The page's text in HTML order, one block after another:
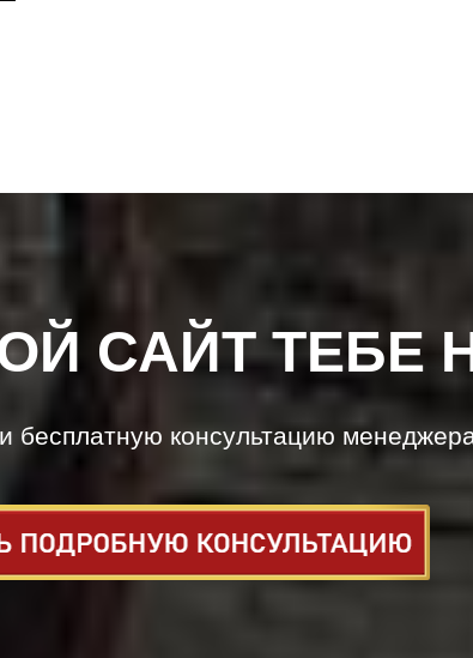
САЙТ ТЕБЕ
бесплатную консультацию